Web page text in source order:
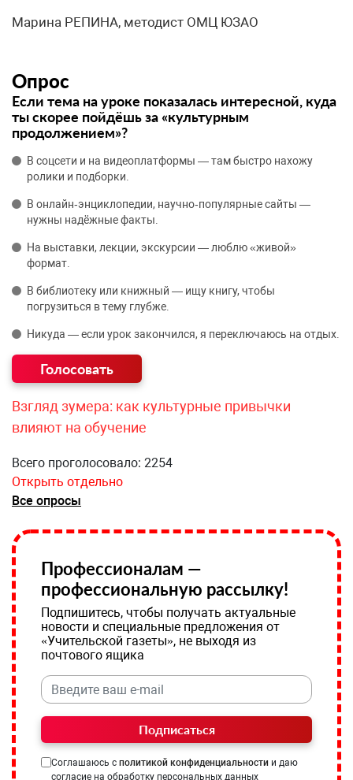
Марина РЕПИНА, методист ОМЦ ЮЗАО
Опрос
Если тема на уроке показалась интересной, куда
ты скорее пойдёшь за «культурным
продолжением»?
В соцсети и на видеоплатформы — там быстро нахожу
ролики и подборки.
В онлайн‑энциклопедии, научно‑популярные сайты —
нужны надёжные факты.
На выставки, лекции, экскурсии — люблю «живой»
формат.
В библиотеку или книжный — ищу книгу, чтобы
погрузиться в тему глубже.
Никуда — если урок закончился, я переключаюсь на отдых.
Взгляд зумера: как культурные привычки
влияют на обучение
Всего проголосовало: 2254
Открыть отдельно
Все опросы
Профессионалам —
профессиональную рассылку!
Подпишитесь, чтобы получать актуальные
новости и специальные предложения от
«Учительской газеты», не выходя из
почтового ящика
Подписаться
Соглашаюсь с политикой конфиденциальности и даю
согласие на обработку персональных данных